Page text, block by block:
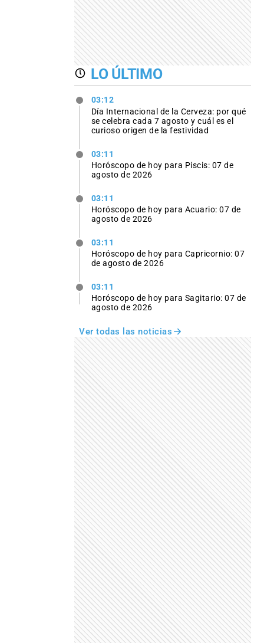
LO ÚLTIMO
03:12
Día Internacional de la Cerveza: por qué
se celebra cada 7 agosto y cuál es el
curioso origen de la festividad
03:11
Horóscopo de hoy para Piscis: 07 de
agosto de 2026
03:11
Horóscopo de hoy para Acuario: 07 de
agosto de 2026
03:11
Horóscopo de hoy para Capricornio: 07
de agosto de 2026
03:11
Horóscopo de hoy para Sagitario: 07 de
agosto de 2026
Ver todas las noticias